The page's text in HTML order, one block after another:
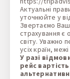
Актуальні
уточнюйте у
Звертаємо
страхування є
світу. Уважно
усіх країн,
У разі
рейс